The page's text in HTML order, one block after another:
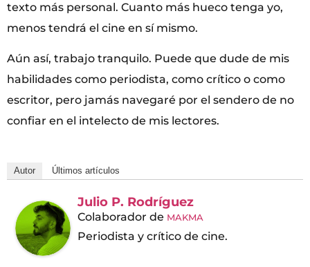
texto más personal. Cuanto más hueco tenga yo,
menos tendrá el cine en sí mismo.
Aún así, trabajo tranquilo. Puede que dude de mis
habilidades como periodista, como crítico o como
escritor, pero jamás navegaré por el sendero de no
confiar en el intelecto de mis lectores.
Autor Últimos artículos
Julio P. Rodríguez
Colaborador de MAKMA
Periodista y crítico de cine.